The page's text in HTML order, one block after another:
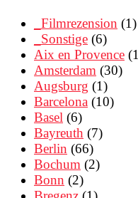
_Filmrezension (1)
_Sonstige (6)
Aix en Provence
Amsterdam (30)
Augsburg (1)
Barcelona (10)
Basel (6)
Bayreuth (7)
Berlin (66)
Bochum (2)
Bonn (2)